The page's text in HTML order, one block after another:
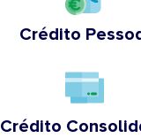
Crédito
Crédito